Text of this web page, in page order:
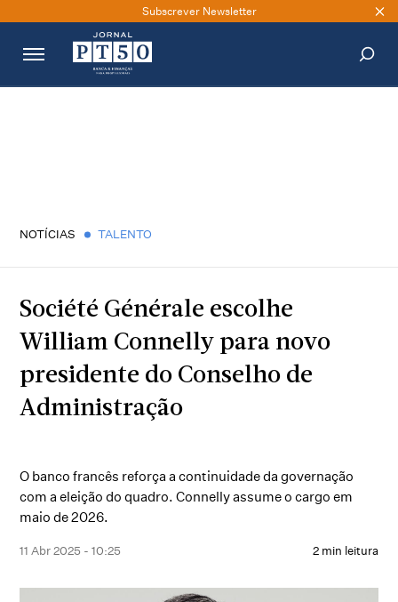
Subscrever Newsletter
NOTÍCIAS TALENTO
Société Générale escolhe
William Connelly para novo
presidente do Conselho de
Administração
O banco francês reforça a continuidade da governação
com a eleição do quadro. Connelly assume o cargo em
maio de 2026.
11 Abr 2025 - 10:25 2 min leitura